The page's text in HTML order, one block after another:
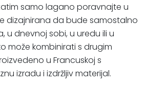
samo lagano poravnajte u
dizajnirana da bude samostalno
u dnevnoj sobi, u uredu ili u
može kombinirati s drugim
u Francuskoj s
izradu i izdržljiv materijal.